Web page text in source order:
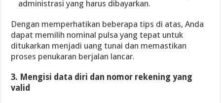
administrasi yang harus dibayarkan.
Dengan memperhatikan beberapa tips di atas, Anda
dapat memilih nominal pulsa yang tepat untuk
ditukarkan menjadi uang tunai dan memastikan
proses penukaran berjalan lancar.
3. Mengisi data diri dan nomor rekening yang
valid